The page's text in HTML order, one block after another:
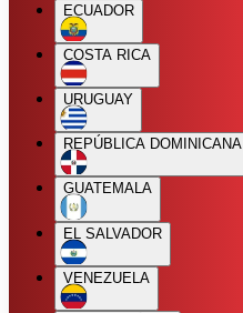
ECUADOR
COSTA RICA
URUGUAY
REPÚBLICA DOMINICANA
GUATEMALA
EL SALVADOR
VENEZUELA